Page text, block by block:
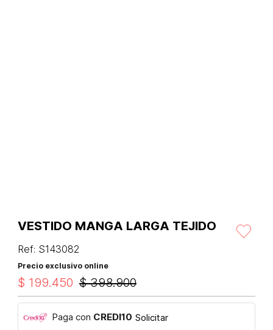
VESTIDO MANGA LARGA TEJIDO
Ref: S143082
Precio exclusivo online
$ 398.900
$ 199.450
Paga con CREDI10 Solicitar